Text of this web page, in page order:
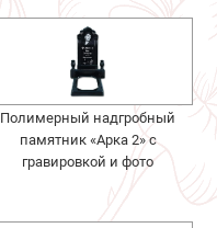
Полимерный надгробный
памятник «Арка 2» с
гравировкой и фото